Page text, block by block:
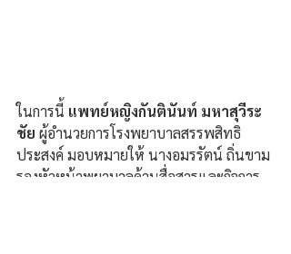
ในการนี้ แพทย์หญิงกันตินันท์ มหาสุวีระ
ชัย ผู้อำนวยการโรงพยาบาลสรรพสิทธิ
ประสงค์ มอบหมายให้ นางอมรรัตน์ ถิ่นขาม
รองหัวหน้าพยาบาลด้านสื่อสารและกิจการ